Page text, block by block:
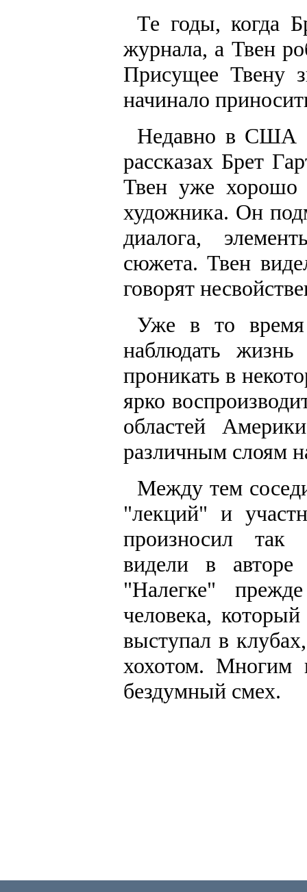
Те годы, когда
журнала, а Твен
Присущее Твену
начинало
Недавно в США
рассказах Брет
Твен уже хорошо
художника. Он
диалога,
сюжета. Твен
говорят
Уже в то время
наблюдать
проникать в
ярко
областей
различным слоям
Между тем
"лекций" и
произносил так
видели в
"Налегке"
человека,
выступал в
хохотом. Многим
бездумный смех.